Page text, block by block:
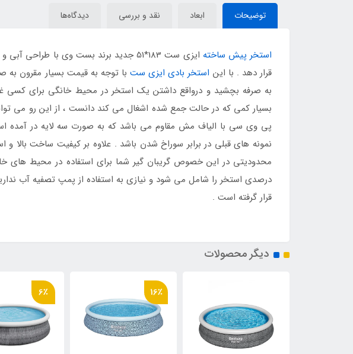
توضیحات ابعاد نقد و بررسی دیدگاه‌ها
استخر پیش ساخته
ایزی ست 183*51 جدید برند بست وی با
قرار دهد . با این استخر بادی ایزی ستبا توجه به قیمت بسیار مقرون به
به صرفه بچشید و درواقع داشتن یک استخر در محیط خانگی برای
بسیار کمی که در حالت جمع شده اشغال می کند دانست ، از این رو می
پی وی سی با الیاف مش مقاوم می باشد که به صورت سه لایه در آمده
نمونه های قبلی در برابر سوراخ شدن باشد . علاوه بر کیفیت ساخت بالا و
درصدی استخر را شامل می شود و نیازی به استفاده از پمپ تصفیه آب
قرار گرفته است .
دیگر محصولات
16٪ 6٪